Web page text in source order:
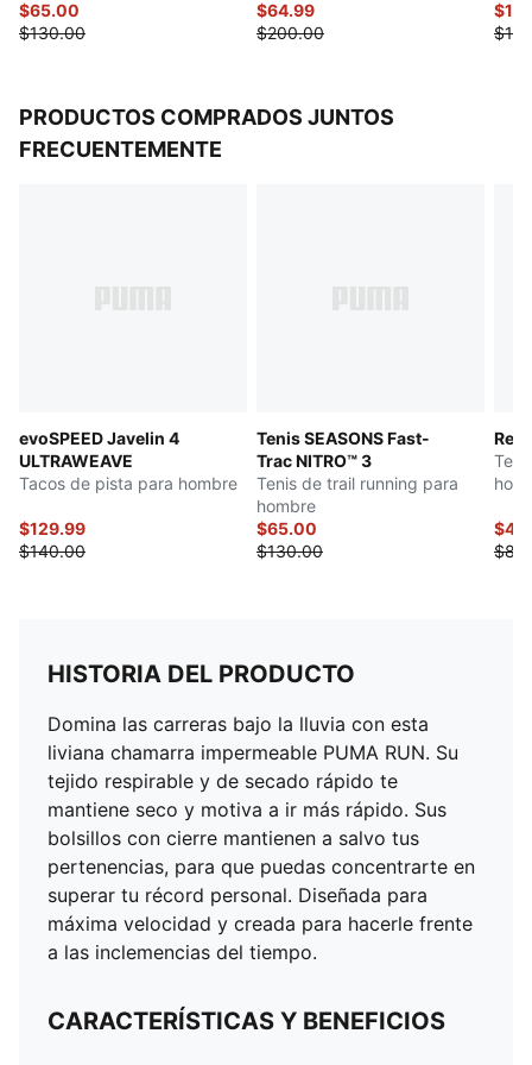
Con cierre
$65.00
$130.00
$64.99
$200.00
PRODUCTOS COMPRADOS JUNTOS
FRECUENTEMENTE
evoSPEED Javelin 4
ULTRAWEAVE
Tacos de pista para hombre
$129.99
$140.00
Tenis SEASONS Fast-
Trac NITRO™ 3
Tenis de trail running para
hombre
$65.00
$130.00
HISTORIA DEL PRODUCTO
Domina las carreras bajo la lluvia con esta
liviana chamarra impermeable PUMA RUN. Su
tejido respirable y de secado rápido te
mantiene seco y motiva a ir más rápido. Sus
bolsillos con cierre mantienen a salvo tus
pertenencias, para que puedas concentrarte en
superar tu récord personal. Diseñada para
máxima velocidad y creada para hacerle frente
a las inclemencias del tiempo.
CARACTERÍSTICAS Y BENEFICIOS